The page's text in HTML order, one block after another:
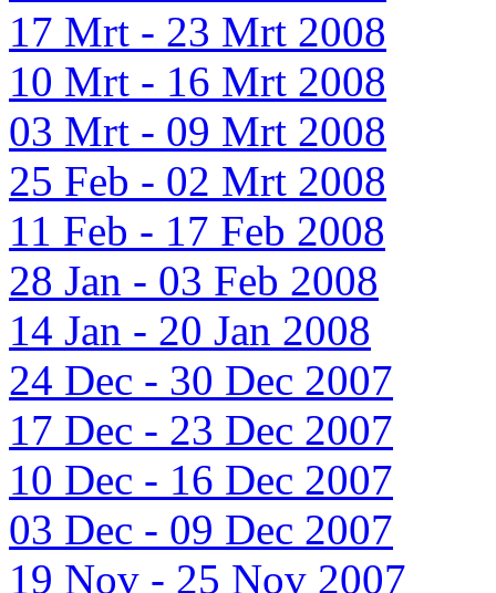
17 Mrt - 23 Mrt 2008
10 Mrt - 16 Mrt 2008
03 Mrt - 09 Mrt 2008
25 Feb - 02 Mrt 2008
11 Feb - 17 Feb 2008
28 Jan - 03 Feb 2008
14 Jan - 20 Jan 2008
24 Dec - 30 Dec 2007
17 Dec - 23 Dec 2007
10 Dec - 16 Dec 2007
03 Dec - 09 Dec 2007
19 Nov - 25 Nov 2007